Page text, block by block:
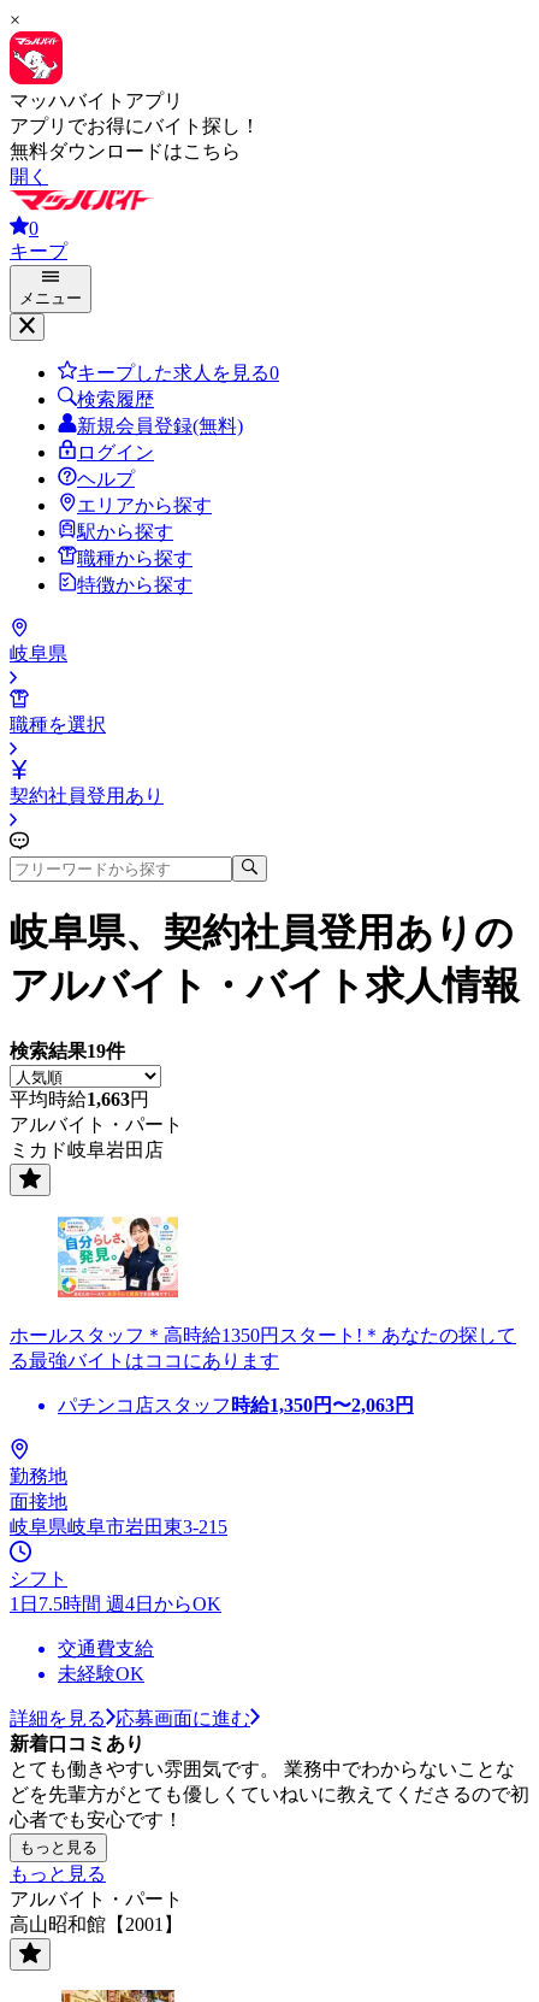
×
マッハバイトアプリ
アプリでお得にバイト探し！
無料ダウンロードはこちら
開く
0
キープ
メニュー
キープした求人を見る0
検索履歴
新規会員登録(無料)
ログイン
ヘルプ
エリアから探す
駅から探す
職種から探す
特徴から探す
岐阜県
職種を選択
契約社員登用あり
岐阜県、契約社員登用あり の
アルバイト・バイト求人情報
検索結果19件
平均時給1,663円
アルバイト・パート
ミカド岐阜岩田店
ホールスタッフ＊高時給1350円スタート!＊あなたの探して
る最強バイトはココにあります
パチンコ店スタッフ 時給1,350円〜2,063円
勤務地
面接地
岐阜県岐阜市岩田東3-215
シフト
1日7.5時間 週4日からOK
交通費支給
未経験OK
詳細を見る
応募画面に進む
新着口コミあり
とても働きやすい雰囲気です。 業務中でわからないことな
どを先輩方がとても優しくていねいに教えてくださるので初
心者でも安心です！
もっと見る
もっと見る
アルバイト・パート
高山昭和館【2001】